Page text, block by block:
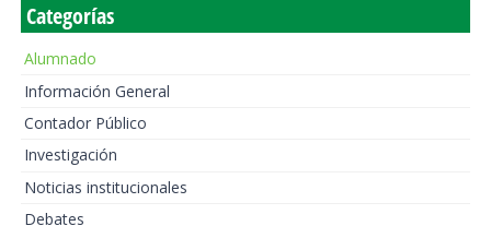
Categorías
Alumnado
Información General
Contador Público
Investigación
Noticias institucionales
Debates